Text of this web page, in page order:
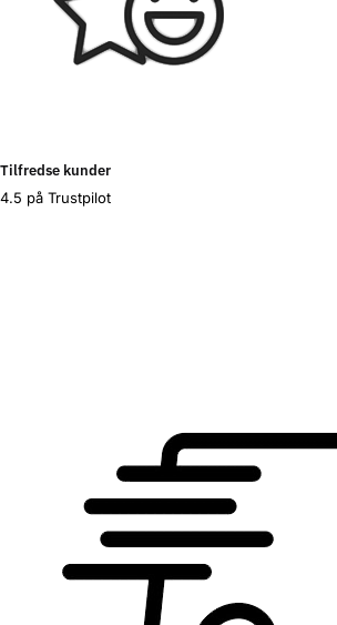
Tilfredse kunder
4.5 på Trustpilot